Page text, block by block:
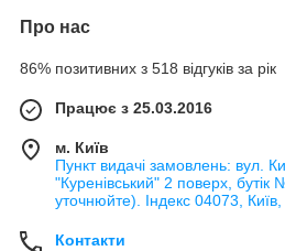
Про нас
86% позитивних з 518 відгуків за рік
Працює з 25.03.2016
м. Київ
Пункт видачі замовлень: вул.
"Куренівський" 2 поверх, бутік
уточнюйте). Індекс 04073, Київ,
Контакти